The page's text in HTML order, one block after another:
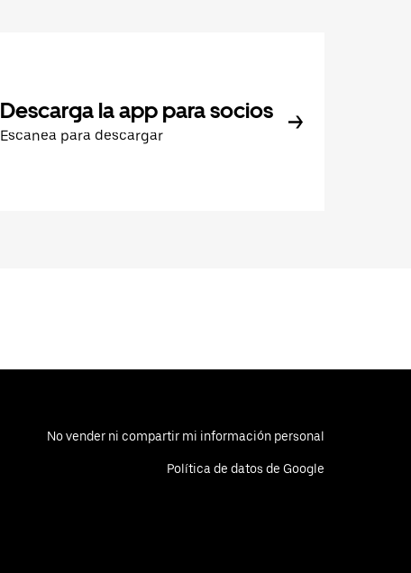
Descarga la app para socios
Escanea para descargar
No vender ni compartir mi información personal
Política de datos de Google